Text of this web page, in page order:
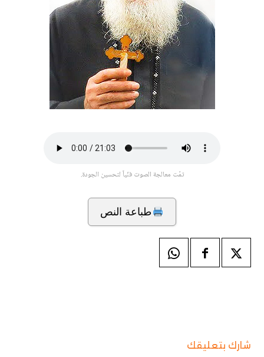
تمّت معالجة الصوت فنّياً لتحسين الجودة.
طباعة النص
شارك بتعليقك